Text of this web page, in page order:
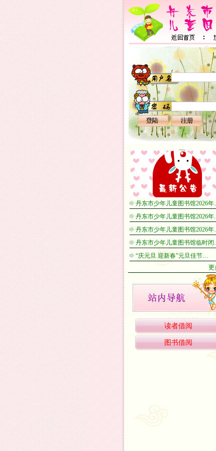
丹东市少年儿童图书馆2026
丹东市少年儿童图书馆2026
丹东市少年儿童图书馆2026
丹东市少年儿童图书馆临时
“庆元旦 迎新春”元旦佳节…
读者借阅
图书借阅